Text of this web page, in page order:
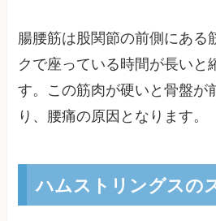
腸腰筋は股関節の前側にある
クで座っている時間が長いと
す。この筋肉が硬いと骨盤が
り、腰痛の原因となります。
ハムストリングスの